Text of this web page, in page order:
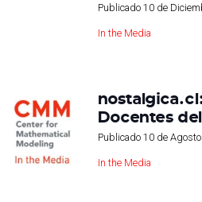
Publicado 10 de
In the Media
Docentes
Publicado 10 de
In the Media